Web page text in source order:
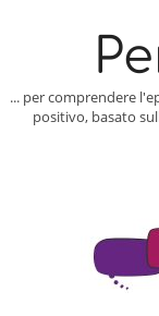
... per comprendere
positivo, basato